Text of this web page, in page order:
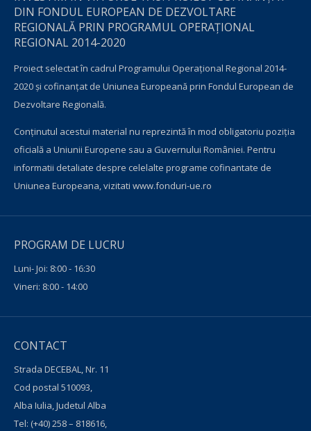
DIN FONDUL EUROPEAN DE DEZVOLTARE
REGIONALĂ PRIN PROGRAMUL OPERAŢIONAL
REGIONAL 2014-2020
Proiect selectat în cadrul Programului Operațional Regional 2014-
2020 și cofinanțat de Uniunea Europeană prin Fondul European de
Dezvoltare Regională.
Conţinutul acestui material nu reprezintă în mod obligatoriu poziţia
oficială a Uniunii Europene sau a Guvernului României. Pentru
informatii detaliate despre celelalte programe cofinantate de
Uniunea Europeana, vizitati www.fonduri-ue.ro
PROGRAM DE LUCRU
Luni- Joi: 8:00 - 16:30
Vineri: 8:00 - 14:00
CONTACT
Strada DECEBAL, Nr. 11
Cod postal 510093,
Alba Iulia, Judetul Alba
Tel: (+40) 258 – 818616,